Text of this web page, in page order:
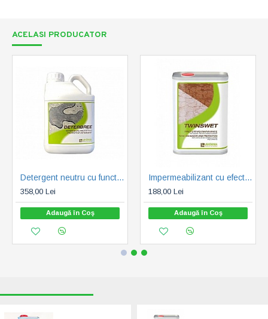
ACELASI PRODUCATOR
Detergent neutru cu functie de impermeabilizare pentru marmura si piatra naturala - Deterbree 5 litri
358,00 Lei
Adaugă în Coş
Impermeabilizant cu efect de umed pentru pavaj si gratare - Twinswet 1 litru
188,00 Lei
Adaugă în Coş